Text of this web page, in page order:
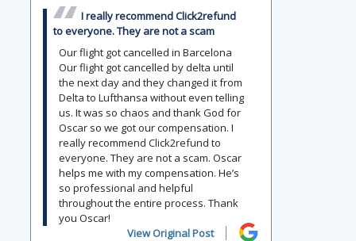
I really recommend Click2refund
to everyone. They are not a scam
Our flight got cancelled in Barcelona
Our flight got cancelled by delta until
the next day and they changed it from
Delta to Lufthansa without even telling
us. It was so chaos and thank God for
Oscar so we got our compensation. I
really recommend Click2refund to
everyone. They are not a scam. Oscar
helps me with my compensation. He’s
so professional and helpful
throughout the entire process. Thank
you Oscar!
View Original Post